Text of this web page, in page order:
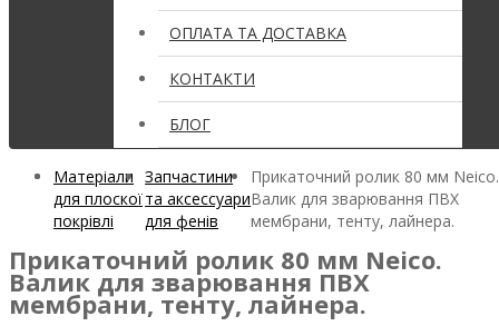
ОПЛАТА ТА ДОСТАВКА
КОНТАКТИ
БЛОГ
Матеріали
для плоскої
покрівлі
Запчастини
та аксессуари
для фенів
Прикаточний ролик 80 мм Neico.
Валик для зварювання ПВХ
мембрани, тенту, лайнера.
Прикаточний ролик 80 мм Neico.
Валик для зварювання ПВХ
мембрани, тенту, лайнера.